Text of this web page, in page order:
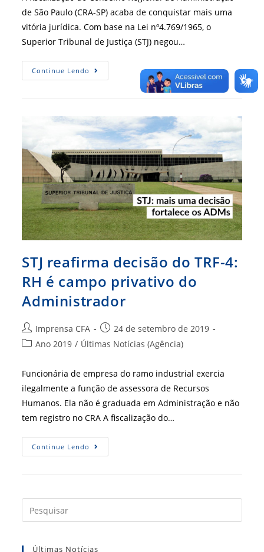
de São Paulo (CRA-SP) acaba de conquistar mais uma
vitória jurídica. Com base na Lei nº4.769/1965, o
Superior Tribunal de Justiça (STJ) negou…
Continue Lendo STJ
Reconhece
Empresa
De
Factoring
STJ reafirma decisão do TRF-4:
RH é campo privativo do
Administrador
Autor
do
Imprensa CFA
Post
publicado:
24 de setembro de 2019
Categoria
post:
Ano 2019 / Últimas Notícias (Agência)
Funcionária de empresa do ramo industrial exercia
ilegalmente a função de assessora de Recursos
Humanos. Ela não é graduada em Administração e não
tem registro no CRA A fiscalização do…
Continue Lendo STJ
Reafirma
RH
Privativo
a
Últimas Notícias